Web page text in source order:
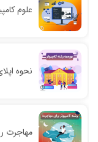
علوم
نحوه
مهاجرت